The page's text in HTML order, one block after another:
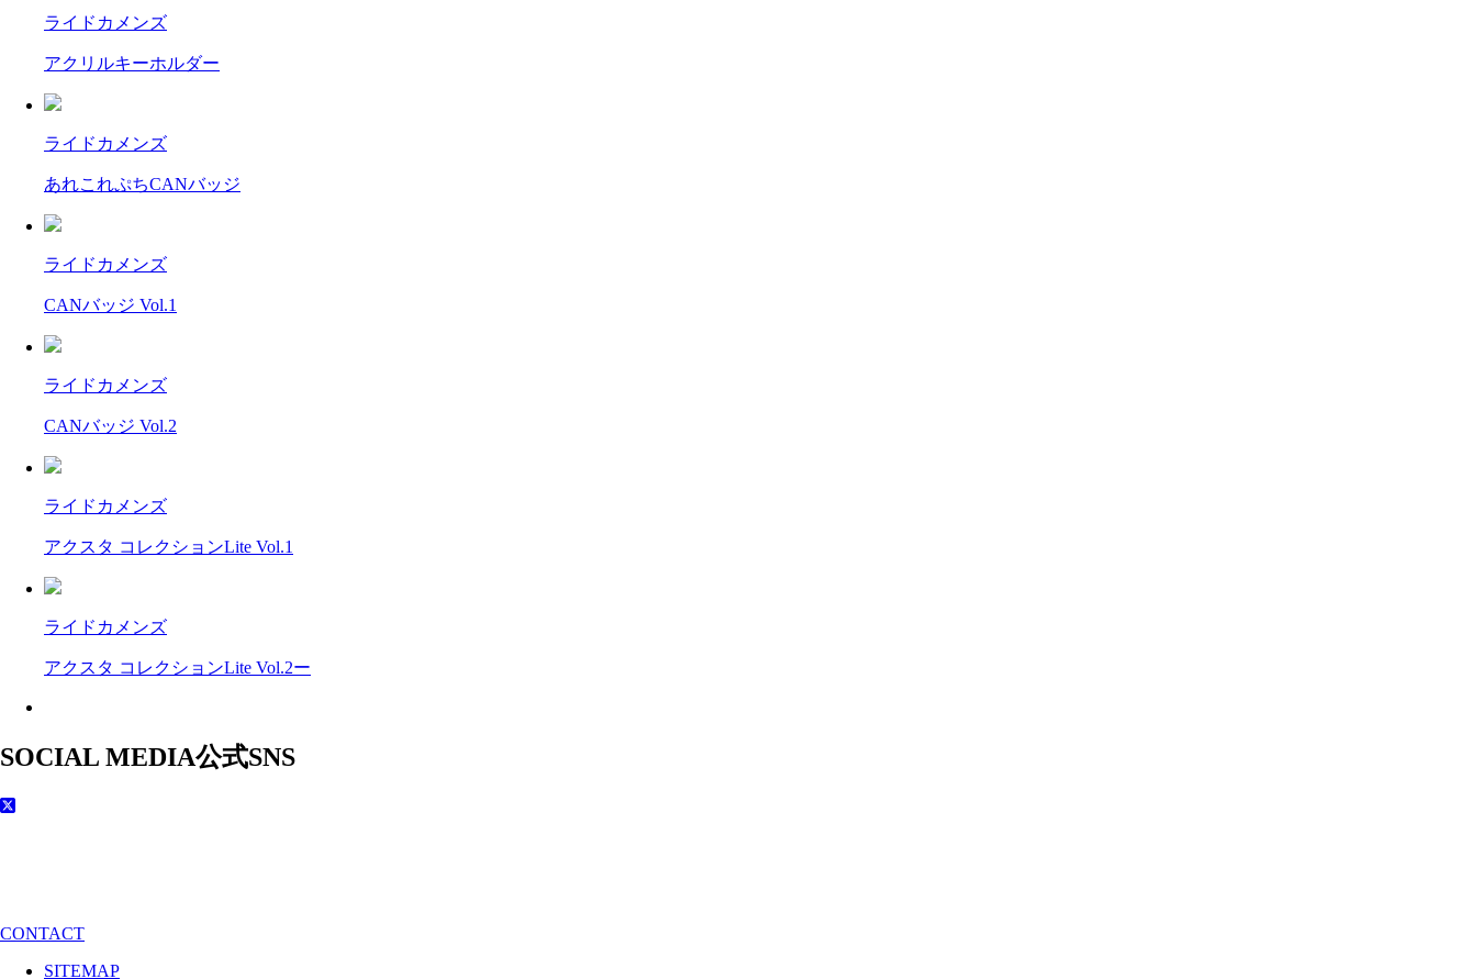
ライドカメンズ
アクリルキーホルダー
ライドカメンズ
あれこれぷちCANバッジ
ライドカメンズ
CANバッジ Vol.1
ライドカメンズ
CANバッジ Vol.2
ライドカメンズ
アクスタ コレクションLite Vol.1
ライドカメンズ
アクスタ コレクションLite Vol.2ー
SOCIAL MEDIA公式SNS
CONTACT
SITEMAP